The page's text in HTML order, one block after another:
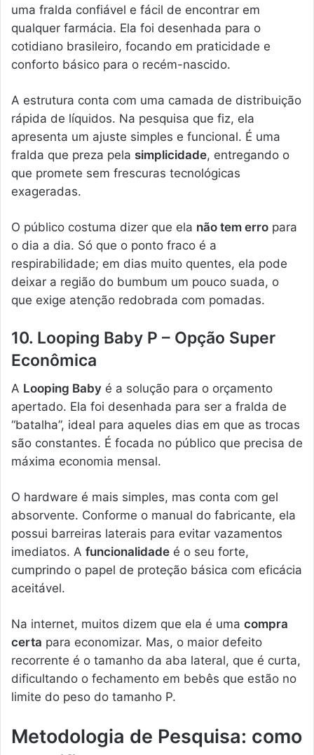
uma fralda confiável e fácil de encontrar em
qualquer farmácia. Ela foi desenhada para o
cotidiano brasileiro, focando em praticidade e
conforto básico para o recém-nascido.
A estrutura conta com uma camada de distribuição
rápida de líquidos. Na pesquisa que fiz, ela
apresenta um ajuste simples e funcional. É uma
fralda que preza pela simplicidade, entregando o
que promete sem frescuras tecnológicas
exageradas.
O público costuma dizer que ela não tem erro para
o dia a dia. Só que o ponto fraco é a
respirabilidade; em dias muito quentes, ela pode
deixar a região do bumbum um pouco suada, o
que exige atenção redobrada com pomadas.
10. Looping Baby P – Opção Super
Econômica
A Looping Baby é a solução para o orçamento
apertado. Ela foi desenhada para ser a fralda de
“batalha”, ideal para aqueles dias em que as trocas
são constantes. É focada no público que precisa de
máxima economia mensal.
O hardware é mais simples, mas conta com gel
absorvente. Conforme o manual do fabricante, ela
possui barreiras laterais para evitar vazamentos
imediatos. A funcionalidade é o seu forte,
cumprindo o papel de proteção básica com eficácia
aceitável.
Na internet, muitos dizem que ela é uma compra
certa para economizar. Mas, o maior defeito
recorrente é o tamanho da aba lateral, que é curta,
dificultando o fechamento em bebês que estão no
limite do peso do tamanho P.
Metodologia de Pesquisa: como